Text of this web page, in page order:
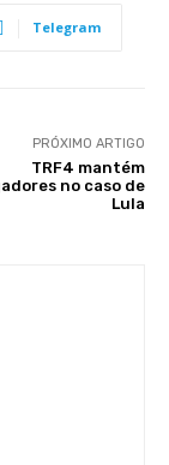
Telegram
PRÓXIMO ARTIGO
TRF4 mantém
no caso de
Lula